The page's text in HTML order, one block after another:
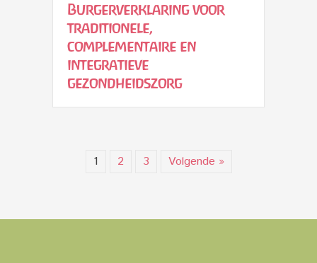
Burgerverklaring voor
traditionele,
complementaire en
integratieve
gezondheidszorg
1 2 3 Volgende »